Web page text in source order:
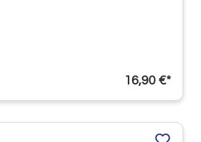
16,90 €*